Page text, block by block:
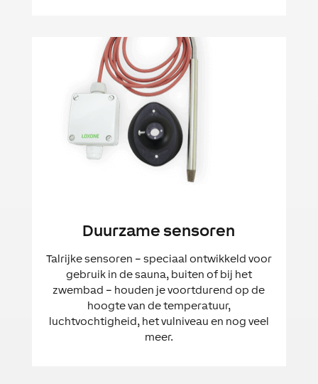
Duurzame sensoren
Talrijke sensoren – speciaal ontwikkeld voor
gebruik in de sauna, buiten of bij het
zwembad – houden je voortdurend op de
hoogte van de temperatuur,
luchtvochtigheid, het vulniveau en nog veel
meer.